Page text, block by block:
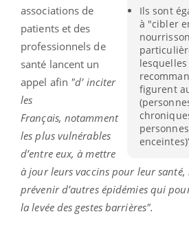
Ils sont
à "cibler
lesquelles
figurent
associations de
patients et des
professionnels de
santé lancent un
appel afin "d’ inciter
les
Français, notamment
les plus vulnérables
d’entre eux, à mettre
à jour leurs vaccins pour leur santé,
prévenir d’autres épidémies qui
la levée des gestes barrières".